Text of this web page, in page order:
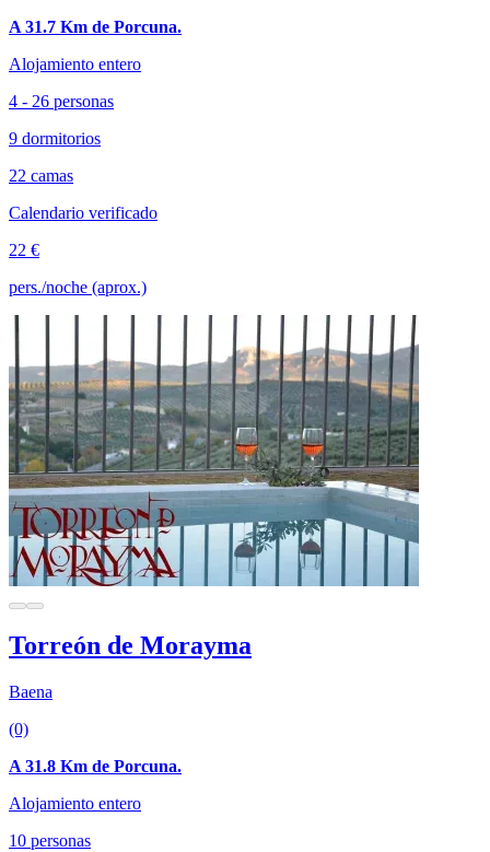
A 31.7 Km de Porcuna.
Alojamiento entero
4 - 26 personas
9 dormitorios
22 camas
Calendario verificado
22 €
pers./noche (aprox.)
Torreón de Morayma
Baena
(0)
A 31.8 Km de Porcuna.
Alojamiento entero
10 personas